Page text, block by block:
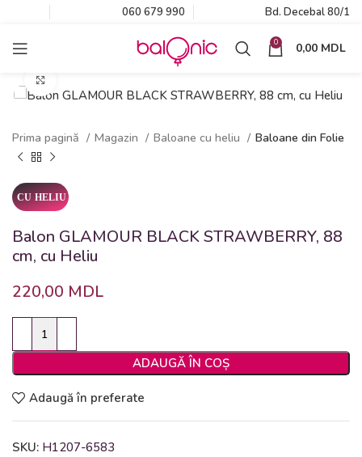
060 679 990 Bd. Decebal 80/1
0 0,00 MDL
Prima pagină Magazin Baloane cu heliu Baloane din Folie
Balon GLAMOUR BLACK STRAWBERRY, 88
cm, cu Heliu
220,00 MDL
ADAUGĂ ÎN COȘ
Adaugă în preferate
SKU: H1207-6583